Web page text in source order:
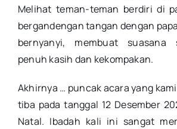
Melihat teman-teman berdiri di
bergandengan tangan dengan
bernyanyi, membuat suasana
penuh kasih dan kekompakan.
Akhirnya … puncak acara yang
tiba pada tanggal 12 Desember
Natal. Ibadah kali ini sangat